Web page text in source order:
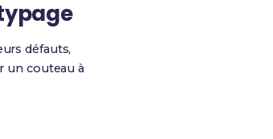
défauts,
un couteau à